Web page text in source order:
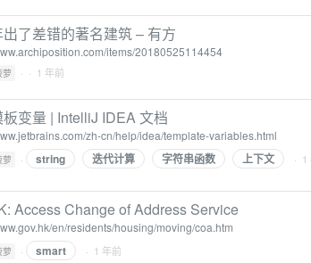
了差错的著名建筑 – 有方
items/20180525114454
萝 · · 1 年前
变量 | IntelliJ IDEA 文档
zh-cn/help/idea/template-variables.html
萝 · string 迭代计算 字符串函数 上下文 · 1
Access Change of Address Service
en/residents/housing/moving/coa.htm
萝 · smart · 1 年前